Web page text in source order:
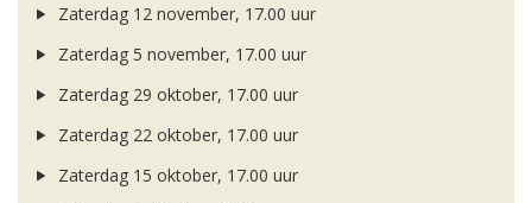
Zaterdag 12 november, 17.00 uur
Zaterdag 5 november, 17.00 uur
Zaterdag 29 oktober, 17.00 uur
Zaterdag 22 oktober, 17.00 uur
Zaterdag 15 oktober, 17.00 uur